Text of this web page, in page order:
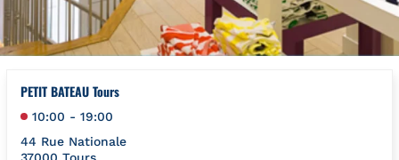
PETIT BATEAU Tours
10:00 - 19:00
44 Rue Nationale
37000 Tours